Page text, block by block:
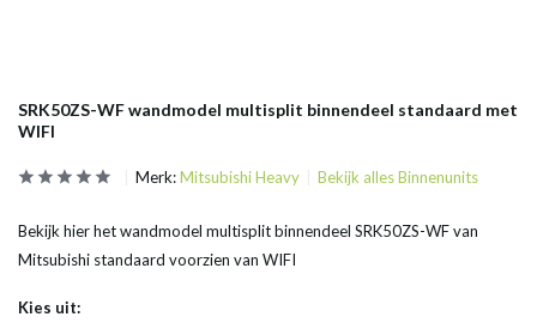
SRK50ZS-WF wandmodel multisplit binnendeel standaard met
WIFI
Merk:Mitsubishi Heavy Bekijk alles Binnenunits
Bekijk hier het wandmodel multisplit binnendeel SRK50ZS-WF van
Mitsubishi standaard voorzien van WIFI
Kies uit: